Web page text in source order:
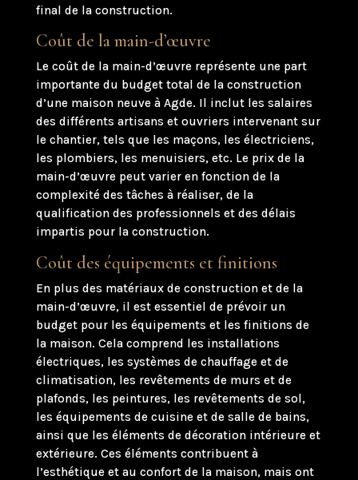
final de la construction.
Coût de la main-d’œuvre
Le coût de la main-d’œuvre représente une part
importante du budget total de la construction
d’une maison neuve à Agde. Il inclut les salaires
des différents artisans et ouvriers intervenant sur
le chantier, tels que les maçons, les électriciens,
les plombiers, les menuisiers, etc. Le prix de la
main-d’œuvre peut varier en fonction de la
complexité des tâches à réaliser, de la
qualification des professionnels et des délais
impartis pour la construction.
Coût des équipements et finitions
En plus des matériaux de construction et de la
main-d’œuvre, il est essentiel de prévoir un
budget pour les équipements et les finitions de
la maison. Cela comprend les installations
électriques, les systèmes de chauffage et de
climatisation, les revêtements de murs et de
plafonds, les peintures, les revêtements de sol,
les équipements de cuisine et de salle de bains,
ainsi que les éléments de décoration intérieure et
extérieure. Ces éléments contribuent à
l’esthétique et au confort de la maison, mais ont